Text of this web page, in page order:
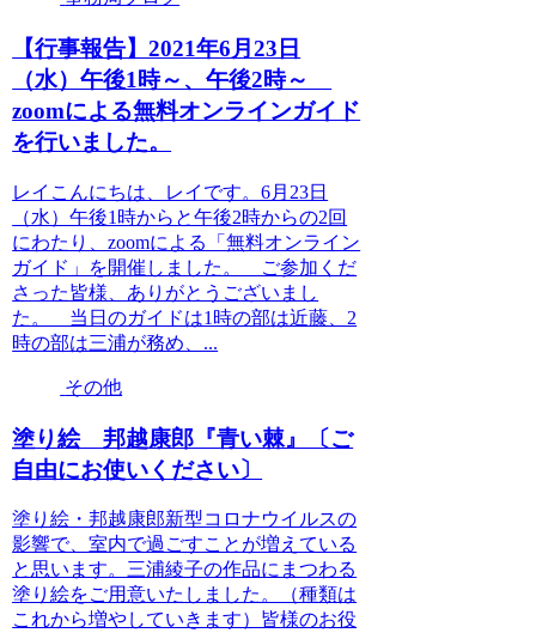
【行事報告】2021年6月23日
（水）午後1時～、午後2時～
zoomによる無料オンラインガイド
を行いました。
レイこんにちは、レイです。6月23日
（水）午後1時からと午後2時からの2回
にわたり、zoomによる「無料オンライン
ガイド」を開催しました。 ご参加くだ
さった皆様、ありがとうございまし
た。 当日のガイドは1時の部は近藤、2
時の部は三浦が務め、...
その他
塗り絵 邦越康郎『青い棘』〔ご
自由にお使いください〕
塗り絵・邦越康郎新型コロナウイルスの
影響で、室内で過ごすことが増えている
と思います。三浦綾子の作品にまつわる
塗り絵をご用意いたしました。（種類は
これから増やしていきます）皆様のお役